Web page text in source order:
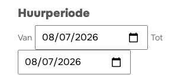
Huurperiode
Van Tot